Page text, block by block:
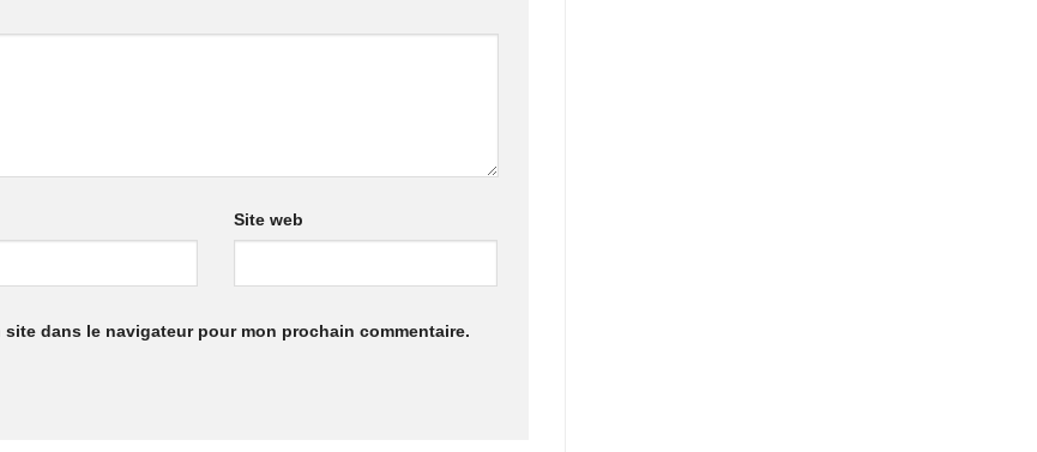
Site web
dans le navigateur pour mon prochain commentaire.